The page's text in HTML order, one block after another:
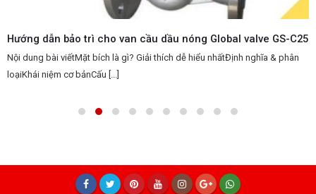
Hướng dẫn bảo trì cho van cầu dầu nóng Global valve GS-C25
Nội dung bài viếtMặt bích là gì? Giải thích dễ hiểu nhấtĐịnh nghĩa & phân
loạiKhái niệm cơ bảnCấu [...]